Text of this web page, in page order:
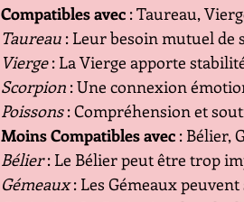
Compatibles avec : Taureau,
Taureau : Leur besoin mutuel de
Vierge : La Vierge apporte
Scorpion : Une connexion
Poissons : Compréhension et
Moins Compatibles avec : Bélier,
Bélier : Le Bélier peut être trop
Gémeaux : Les Gémeaux